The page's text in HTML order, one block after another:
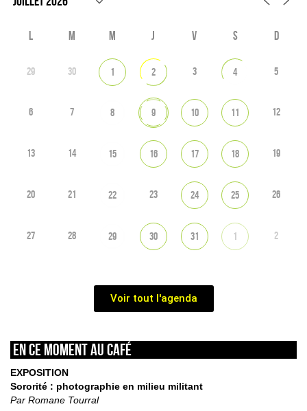
L M M J V S D
29 30 1 2 3 4 5
6 7 8 9 10 11 12
13 14 15 16 17 18 19
20 21 22 23 24 25 26
27 28 29 30 31 1 2
Voir tout l'agenda
En ce moment au café
EXPOSITION
Sororité : photographie en milieu militant
Par Romane Tourral